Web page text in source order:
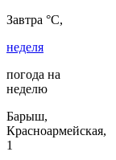
Завтра °C,
неделя
погода на
неделю
Барыш,
Красноармейская,
1